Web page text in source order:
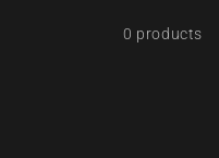
0 products